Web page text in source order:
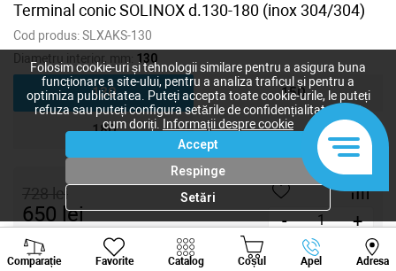
Terminal conic SOLINOX d.130-180 (inox 304/304)
Cod produs:SLXAKS-130
Diametru interior, mm: 130
130 150
180
728lei
650 lei - +
Cumpără acum
Comparație Favorite Catalog Coșul Apel Adresa
Viber Whatsapp
Folosim cookie-uri și tehnologii similare pentru a asigura buna
funcționare a site-ului, pentru a analiza traficul și pentru a
optimiza publicitatea. Puteți accepta toate cookie-urile, le puteți
refuza sau puteți configura setările de confidențialitate după
cum doriți.
Informații despre cookie
Accept
Respinge
Setări